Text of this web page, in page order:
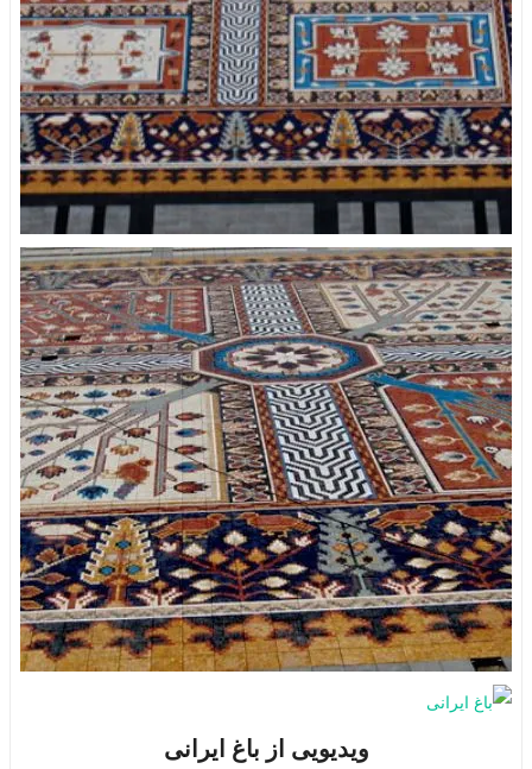
ویدیویی از باغ ایرانی